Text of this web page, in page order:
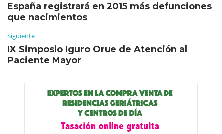
España registrará en 2015 más defunciones
que nacimientos
Siguiente
IX Simposio Iguro Orue de Atención al
Paciente Mayor